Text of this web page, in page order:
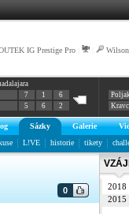
IG Prestige Pro
7 1
6
5 6 2
Sázky Galerie
L!VE historie tikety
0
2018
2015